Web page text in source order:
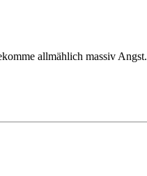
allmählich massiv Angst.